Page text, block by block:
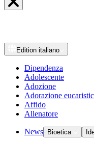
Edition italiano
Dipendenza
Adolescente
Adozione
Adorazione
Affido
Allenatore
News Bioetica